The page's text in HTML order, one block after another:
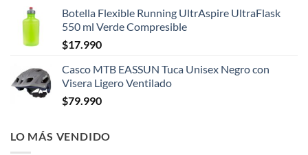
Botella Flexible Running UltrAspire UltraFlask
550 ml Verde Compresible
$17.990
Casco MTB EASSUN Tuca Unisex Negro con
Visera Ligero Ventilado
$79.990
LO MÁS VENDIDO